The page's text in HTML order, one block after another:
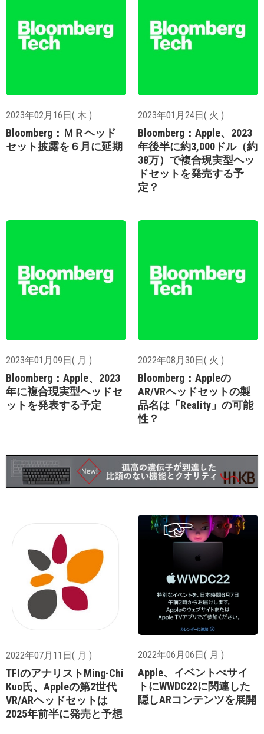
2023年02月16日( 木 )
Bloomberg：ＭＲヘッド
セット披露を６月に延期
2023年01月24日( 火 )
Bloomberg：Apple、2023
年後半に約3,000ドル（約
38万）で複合現実型ヘッ
ドセットを発売する予
定？
2023年01月09日( 月 )
Bloomberg：Apple、2023
年に複合現実型ヘッドセ
ットを発表する予定
2022年08月30日( 火 )
Bloomberg：Appleの
AR/VRヘッドセットの製
品名は「Reality」の可能
性？
2022年07月11日( 月 )
TFIのアナリストMing-Chi
Kuo氏、Appleの第2世代
VR/ARヘッドセットは
2025年前半に発売と予想
2022年06月06日( 月 )
Apple、イベントぺサイ
トにWWDC22に関連した
隠しARコンテンツを展開